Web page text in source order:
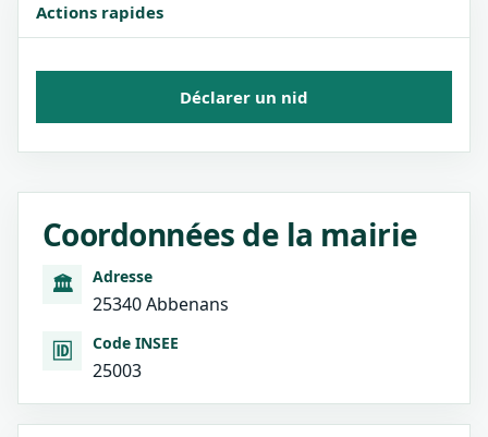
Actions rapides
Déclarer un nid
Coordonnées de la mairie
🏛️ Adresse
25340 Abbenans
🆔 Code INSEE
25003